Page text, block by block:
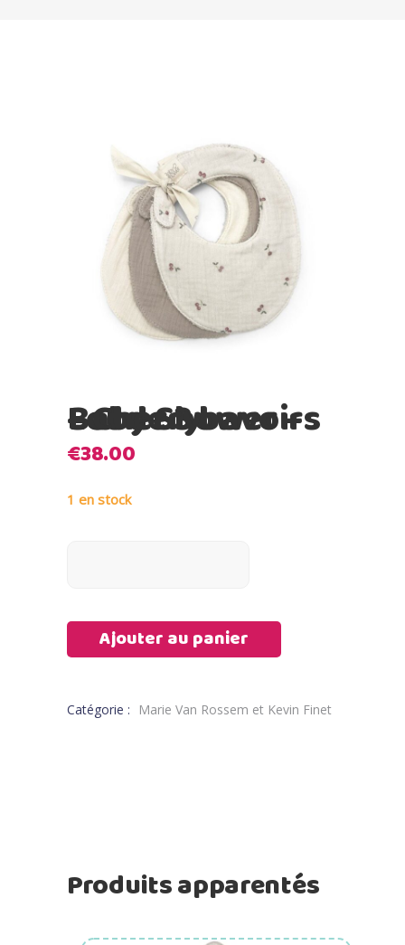
Baby Shower – Lot de 3 bavoirs – Cherry
€38.00
1 en stock
Ajouter au panier
Catégorie : Marie Van Rossem et Kevin Finet
Produits apparentés